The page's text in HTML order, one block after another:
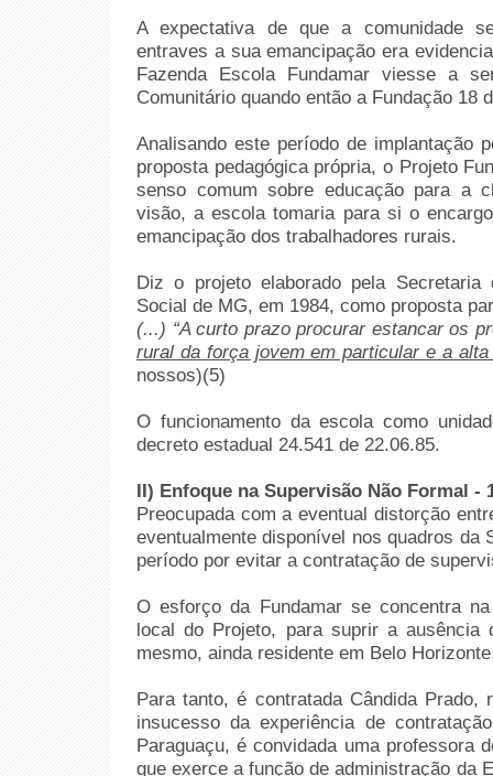
A expectativa de que a comunidade
entraves a sua emancipação era
Fazenda Escola Fundamar viesse a
Comunitário quando então a Fundação 18
Analisando este período de implantação
proposta pedagógica própria, o Projeto
senso comum sobre educação para a
visão, a escola tomaria para si o
emancipação dos trabalhadores rurais.
Diz o projeto elaborado pela
Social de MG, em 1984, como proposta
(...) “A curto prazo procurar estancar os
rural da força jovem em particular e a
nossos)(5)
O funcionamento da escola como
decreto estadual 24.541 de 22.06.85.
II) Enfoque na Supervisão Não Formal -
Preocupada com a eventual distorção
eventualmente disponível nos quadros da
período por evitar a contratação de
O esforço da Fundamar se concentra
local do Projeto, para suprir a ausência
mesmo, ainda residente em Belo
Para tanto, é contratada Cândida Prado,
insucesso da experiência de
Paraguaçu, é convidada uma professora
que exerce a função de administração da